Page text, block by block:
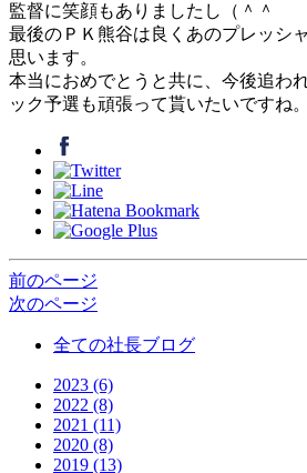
監督に笑顔もありましたし（＾＾
最後のＰＫ熊谷は良くあのプレッシ
思います。
本当におめでとうと共に、今後追わ
ック予選も頑張って貰いたいですね。
前のページ
次のページ
全ての社長ブログ
2023 (6)
2022 (8)
2021 (11)
2020 (8)
2019 (13)